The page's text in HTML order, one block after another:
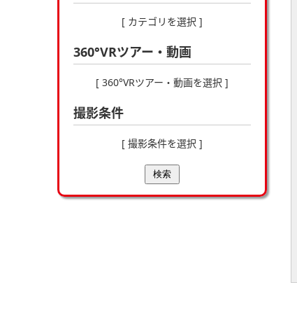
[ カテゴリを選択 ]
360°VRツアー・動画
[ 360°VRツアー・動画を選択 ]
撮影条件
[ 撮影条件を選択 ]
検索